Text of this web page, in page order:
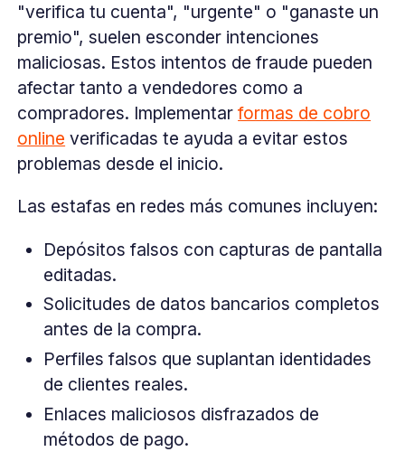
"verifica tu cuenta", "urgente" o "ganaste un
premio", suelen esconder intenciones
maliciosas. Estos intentos de fraude pueden
afectar tanto a vendedores como a
compradores. Implementarformas de cobro
online verificadas te ayuda a evitar estos
problemas desde el inicio.
Las estafas en redes más comunes incluyen:
Depósitos falsos con capturas de pantalla
editadas.
Solicitudes de datos bancarios completos
antes de la compra.
Perfiles falsos que suplantan identidades
de clientes reales.
Enlaces maliciosos disfrazados de
métodos de pago.